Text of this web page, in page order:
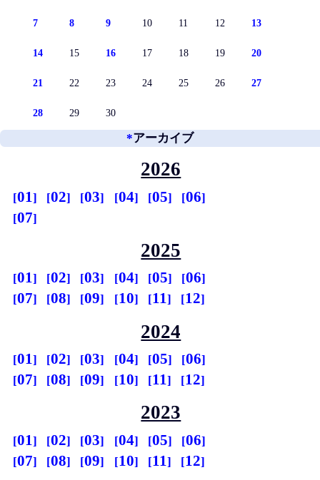
7 8 9 10 11 12 13
14 15 16 17 18 19 20
21 22 23 24 25 26 27
28 29 30
*アーカイブ
2026
01 02 03 04 05
06
07
2025
01 02 03 04 05
06
07
08 09 10 11 12
2024
01 02 03 04 05
06
07
08 09 10 11 12
2023
01 02 03 04 05
06
07
08 09 10 11 12